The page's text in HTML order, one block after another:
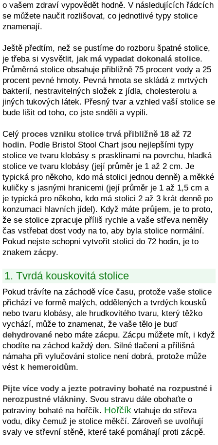
o vašem zdraví vypovědět hodně. V následujících řádcích
se můžete naučit rozlišovat, co jednotlivé typy stolice
znamenají.
Ještě předtím, než se pustíme do rozboru špatné stolice,
je třeba si vysvětlit, jak má vypadat dokonalá stolice.
Průměrná stolice obsahuje přibližně 75 procent vody a 25
procent pevné hmoty. Pevná hmota se skládá z mrtvých
bakterií, nestravitelných složek z jídla, cholesterolu a
jiných tukových látek. Přesný tvar a vzhled vaší stolice se
bude lišit od toho, co jste snděli a vypili.
Celý proces vzniku stolice trvá přibližně 18 až 72
hodin. Podle Bristol Stool Chart jsou nejlepšími typy
stolice ve tvaru klobásy s prasklinami na povrchu, hladká
stolice ve tvaru klobásy (její průměr je 1 až 2 cm. Je
typická pro někoho, kdo má stolici jednou denně) a měkké
kuličky s jasnými hranicemi (její průměr je 1 až 1,5 cm a
je typická pro někoho, kdo má stolici 2 až 3 krát denně po
konzumaci hlavních jídel). Když máte průjem, je to proto,
že se stolice zpracuje příliš rychle a vaše střeva neměly
čas vstřebat dost vody na to, aby byla stolice normální.
Pokud nejste schopni vytvořit stolici do 72 hodin, je to
znakem zácpy.
1. Tvrdá kouskovitá stolice
Pokud trávíte na záchodě více času, protože vaše stolice
přichází ve formě malých, oddělených a tvrdých kousků
nebo tvaru klobásy, ale hrudkovitého tvaru, který těžko
vychází, může to znamenat, že vaše tělo je buď
dehydrované nebo máte zácpu. Zácpu můžete mít, i když
chodíte na záchod každý den. Silné tlačení a přílišná
námaha při vylučování stolice není dobrá, protože může
vést k hemeroidům.
Pijte více vody a jezte potraviny bohaté na rozpustné i
nerozpustné vlákniny. Svou stravu dále obohaťte o
potraviny bohaté na hořčík. Hořčík vtahuje do střeva
vodu, díky čemuž je stolice měkčí. Zároveň se uvolňují
svaly ve střevní stěně, které také pomáhají proti zácpě.